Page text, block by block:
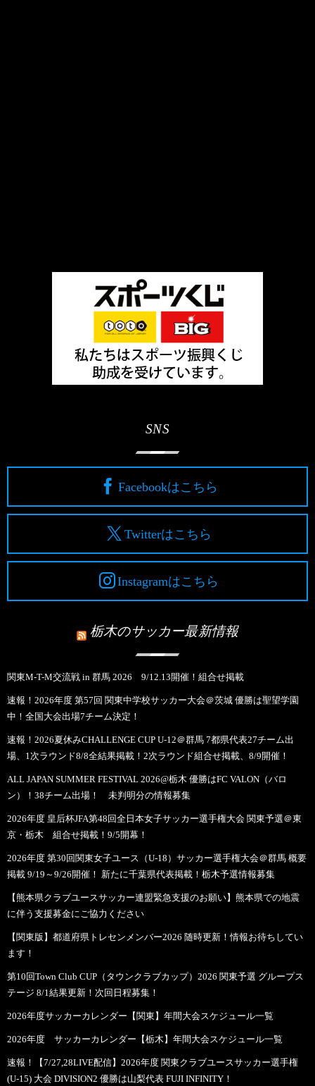
SNS
Facebookはこちら
Twitterはこちら
Instagramはこちら
栃木のサッカー最新情報
関東M-T-M交流戦 in 群馬 2026 9/12.13開催！組合せ掲載
速報！2026年度 第57回 関東中学校サッカー大会＠茨城 優勝は聖望学園
中！全国大会出場7チーム決定！
速報！2026夏休みCHALLENGE CUP U-12＠群馬 7都県代表27チーム出
場、1次ラウンド8/8全結果掲載！2次ラウンド組合せ掲載、8/9開催！
ALL JAPAN SUMMER FESTIVAL 2026@栃木 優勝はFC VALON（バロ
ン）！38チーム出場！ 未判明分の情報募集
2026年度 皇后杯JFA第48回全日本女子サッカー選手権大会 関東予選＠東
京・栃木 組合せ掲載！9/5開幕！
2026年度 第30回関東女子ユース（U-18）サッカー選手権大会＠群馬 概要
掲載 9/19～9/26開催！ 新たに千葉県代表掲載！栃木予選情報募集
【熊本県クラブユースサッカー連盟緊急支援のお願い】熊本県での地震
に伴う支援募金にご協力ください
【関東版】都道府県トレセンメンバー2026 随時更新！情報お待ちしてい
ます！
第10回Town Club CUP（タウンクラブカップ）2026 関東予選 グループス
テージ 8/1結果更新！次回日程募集！
2026年度サッカーカレンダー【関東】年間大会スケジュール一覧
2026年度 サッカーカレンダー【栃木】年間大会スケジュール一覧
速報！【7/27,28LIVE配信】2026年度 関東クラブユースサッカー選手権
(U-15) 大会 DIVISION2 優勝は山梨代表 FUJI INFINITY！